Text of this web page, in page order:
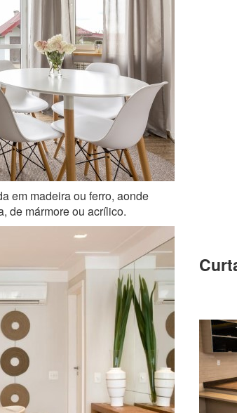
em madeira ou ferro, aonde
de mármore ou acrílico.